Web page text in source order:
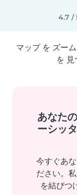
4.7 /
マップ を ズー
を 見
あなた
ーシッ
今すぐあ
ださい。
を結びつ